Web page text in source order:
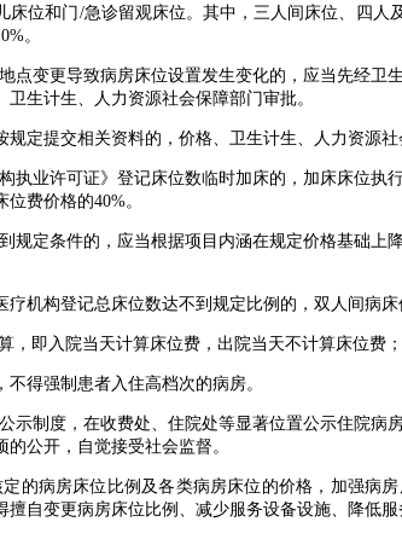
位和门/急诊留观床位。其中，三人间床位、四人
。
点变更导致病房床位设置发生变化的，应当先经卫
生计生、人力资源社会保障部门审批。
提交相关资料的，价格、卫生计生、人力资源社
执业许可证》登记床位数临时加床的，加床床位执
费价格的40%。
规定条件的，应当根据项目内涵在规定价格基础上
构登记总床位数达不到规定比例的，双人间病床
，即入院当天计算床位费，出院当天不计算床位费
得强制患者入住高档次的病房。
示制度，在收费处、住院处等显著位置公示住院病
公开，自觉接受社会监督。
的病房床位比例及各类病房床位的价格，加强病
自变更病房床位比例、减少服务设备设施、降低服